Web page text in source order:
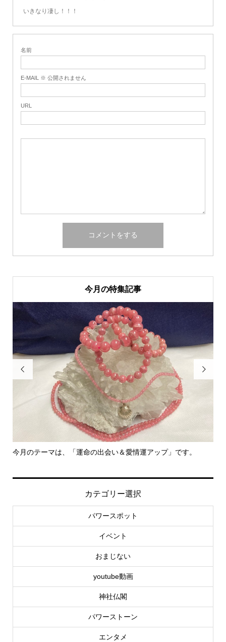
いきなり凄し！！！
名前
E-MAIL ※ 公開されません
URL
今月の特集記事

今月のテーマは、「運命の出会い＆愛情運アップ」です。

カテゴリー選択
パワースポット
イベント
おまじない
youtube動画
神社仏閣
パワーストーン
エンタメ